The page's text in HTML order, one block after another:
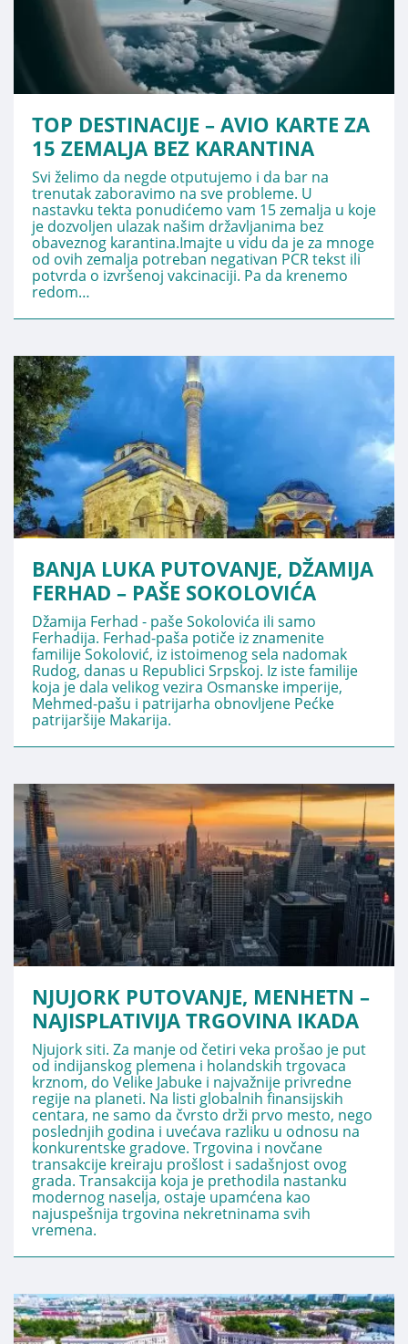
TOP DESTINACIJE – AVIO KARTE ZA
15 ZEMALJA BEZ KARANTINA
Svi želimo da negde otputujemo i da bar na
trenutak zaboravimo na sve probleme. U
nastavku tekta ponudićemo vam 15 zemalja u koje
je dozvoljen ulazak našim državljanima bez
obaveznog karantina.Imajte u vidu da je za mnoge
od ovih zemalja potreban negativan PCR tekst ili
potvrda o izvršenoj vakcinaciji. Pa da krenemo
redom…
BANJA LUKA PUTOVANJE, DŽAMIJA
FERHAD – PAŠE SOKOLOVIĆA
Džamija Ferhad - paše Sokolovića ili samo
Ferhadija. Ferhad-paša potiče iz znamenite
familije Sokolović, iz istoimenog sela nadomak
Rudog, danas u Republici Srpskoj. Iz iste familije
koja je dala velikog vezira Osmanske imperije,
Mehmed-pašu i patrijarha obnovljene Pećke
patrijaršije Makarija.
NJUJORK PUTOVANJE, MENHETN –
NAJISPLATIVIJA TRGOVINA IKADA
Njujork siti. Za manje od četiri veka prošao je put
od indijanskog plemena i holandskih trgovaca
krznom, do Velike Jabuke i najvažnije privredne
regije na planeti. Na listi globalnih finansijskih
centara, ne samo da čvrsto drži prvo mesto, nego
poslednjih godina i uvećava razliku u odnosu na
konkurentske gradove. Trgovina i novčane
transakcije kreiraju prošlost i sadašnjost ovog
grada. Transakcija koja je prethodila nastanku
modernog naselja, ostaje upamćena kao
najuspešnija trgovina nekretninama svih
vremena.